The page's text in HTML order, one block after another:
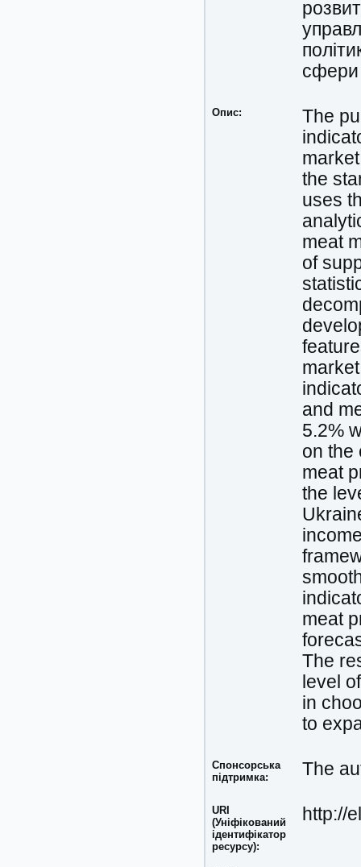
сфери
Опис:
The
the
uses
meat
of
and
5.2%
on the
meat
the
meat
The
level
in
to
Спонсорська
підтримка:
The
URI
(Уніфікований
ідентифікатор
ресурсу):
http://